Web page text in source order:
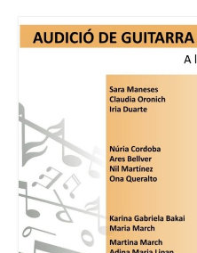
Pla d’estudis
Consell Escolar
Calendari escolar
Documentació
AFA
Lloguer d’instruments